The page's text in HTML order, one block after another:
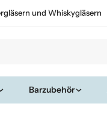
und Whiskygläsern
Barzubehör